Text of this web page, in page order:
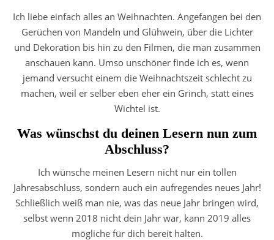
Ich liebe einfach alles an Weihnachten. Angefangen bei den
Gerüchen von Mandeln und Glühwein, über die Lichter
und Dekoration bis hin zu den Filmen, die man zusammen
anschauen kann. Umso unschöner finde ich es, wenn
jemand versucht einem die Weihnachtszeit schlecht zu
machen, weil er selber eben eher ein Grinch, statt eines
Wichtel ist.
Was wünschst du deinen Lesern nun zum
Abschluss?
Ich wünsche meinen Lesern nicht nur ein tollen
Jahresabschluss, sondern auch ein aufregendes neues Jahr!
Schließlich weiß man nie, was das neue Jahr bringen wird,
selbst wenn 2018 nicht dein Jahr war, kann 2019 alles
mögliche für dich bereit halten.